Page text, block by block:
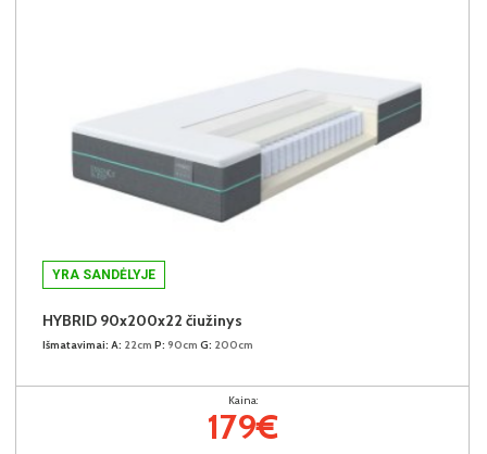
YRA SANDĖLYJE
HYBRID 90x200x22 čiužinys
Išmatavimai: A: 22cm P: 90cm G: 200cm
Kaina:
179€